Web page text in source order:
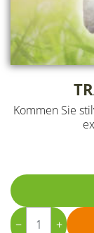
Kommen Sie
− +